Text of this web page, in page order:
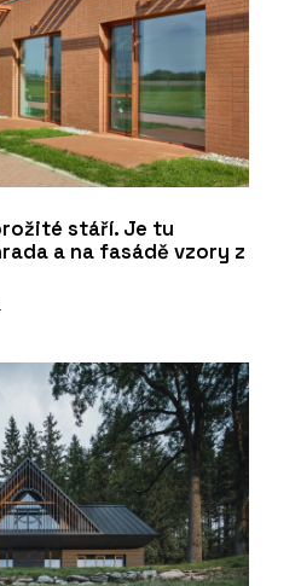
stáří. Je tu
a na fasádě vzory z